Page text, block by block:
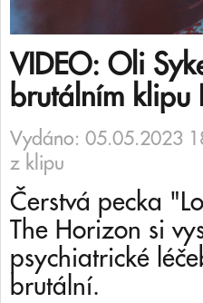
VIDEO: Oli
brutálním klipu
Vydáno: 05.05.2023
z klipu
Čerstvá pecka
The Horizon si
psychiatrické
brutální.